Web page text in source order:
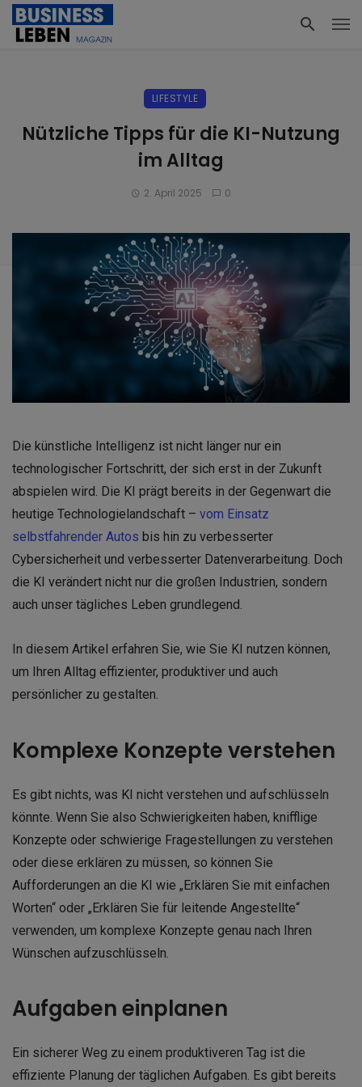
LIFESTYLE
Nützliche Tipps für die KI-Nutzung
im Alltag
2. April 2025 0
Die künstliche Intelligenz ist nicht länger nur ein
technologischer Fortschritt, der sich erst in der Zukunft
abspielen wird. Die KI prägt bereits in der Gegenwart die
heutige Technologielandschaft – vom Einsatz
selbstfahrender Autos bis hin zu verbesserter
Cybersicherheit und verbesserter Datenverarbeitung. Doch
die KI verändert nicht nur die großen Industrien, sondern
auch unser tägliches Leben grundlegend.
In diesem Artikel erfahren Sie, wie Sie KI nutzen können,
um Ihren Alltag effizienter, produktiver und auch
persönlicher zu gestalten.
Komplexe Konzepte verstehen
Es gibt nichts, was KI nicht verstehen und aufschlüsseln
könnte. Wenn Sie also Schwierigkeiten haben, knifflige
Konzepte oder schwierige Fragestellungen zu verstehen
oder diese erklären zu müssen, so können Sie
Aufforderungen an die KI wie „Erklären Sie mit einfachen
Worten“ oder „Erklären Sie für leitende Angestellte“
verwenden, um komplexe Konzepte genau nach Ihren
Wünschen aufzuschlüsseln.
Aufgaben einplanen
Ein sicherer Weg zu einem produktiveren Tag ist die
effiziente Planung der täglichen Aufgaben. Es gibt bereits